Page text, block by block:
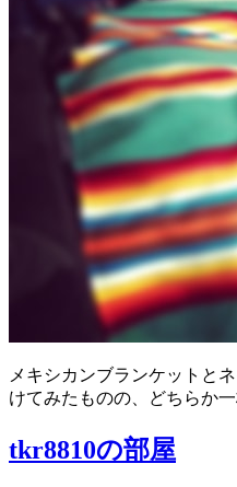
メキシカンブランケットと
けてみたものの、どちらか
tkr8810の部屋